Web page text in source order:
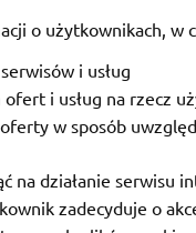
o użytkownikach, w
i usług
i usług na rzecz
w sposób
na działanie serwisu
zadecyduje o